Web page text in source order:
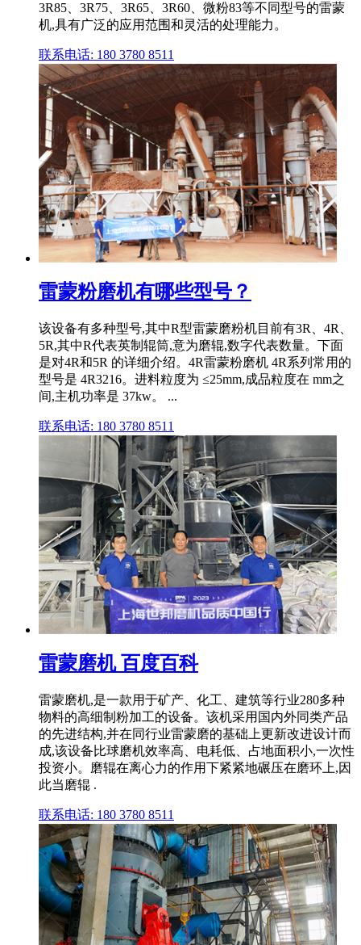
3R85、3R75、3R65、3R60、微粉83等不同型号的雷蒙
机,具有广泛的应用范围和灵活的处理能力。
联系电话: 180 3780 8511
雷蒙粉磨机有哪些型号？
该设备有多种型号,其中R型雷蒙磨粉机目前有3R、4R、
5R,其中R代表英制辊筒,意为磨辊,数字代表数量。下面
是对4R和5R 的详细介绍。4R雷蒙粉磨机 4R系列常用的
型号是 4R3216。进料粒度为 ≤25mm,成品粒度在 mm之
间,主机功率是 37kw。 ...
联系电话: 180 3780 8511
雷蒙磨机 百度百科
雷蒙磨机,是一款用于矿产、化工、建筑等行业280多种
物料的高细制粉加工的设备。该机采用国内外同类产品
的先进结构,并在同行业雷蒙磨的基础上更新改进设计而
成,该设备比球磨机效率高、电耗低、占地面积小,一次性
投资小。磨辊在离心力的作用下紧紧地碾压在磨环上,因
此当磨辊 .
联系电话: 180 3780 8511